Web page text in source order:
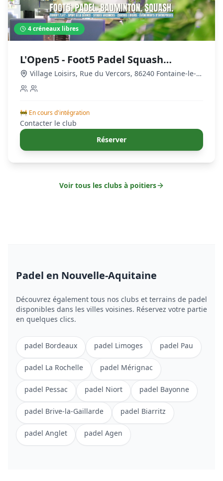
4créneaux libres
L'Open5 - Foot5 Padel Squash
Badminton à Poitiers Sud
Village Loisirs, Rue du Vercors, 86240 Fontaine-le-
Comte, France
🚧 En cours d'intégration
Contacter le club
Réserver
Voir tous les clubs à poitiers
Padel en Nouvelle-Aquitaine
Découvrez également tous nos clubs et terrains de padel
disponibles dans les villes voisines. Réservez votre partie
en quelques clics.
padel Bordeaux padel Limoges padel Pau
padel La Rochelle padel Mérignac
padel Pessac padel Niort padel Bayonne
padel Brive-la-Gaillarde padel Biarritz
padel Anglet padel Agen